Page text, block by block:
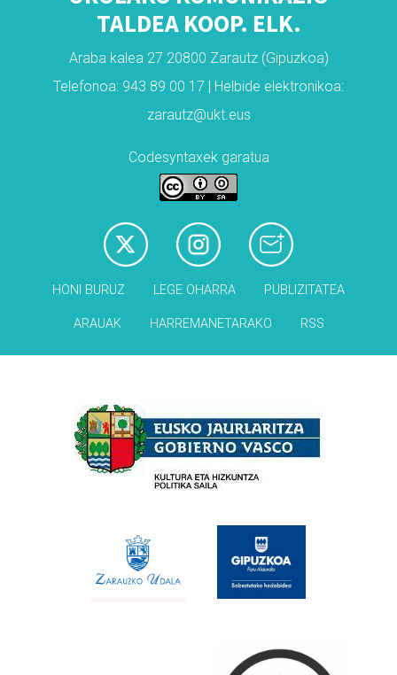
TALDEA KOOP. ELK.
Araba kalea 27 20800 Zarautz (Gipuzkoa)
Telefonoa: 943 89 00 17 | Helbide elektronikoa:
zarautz@ukt.eus
Codesyntaxek garatua
HONI BURUZ LEGE OHARRA PUBLIZITATEA
ARAUAK HARREMANETARAKO RSS